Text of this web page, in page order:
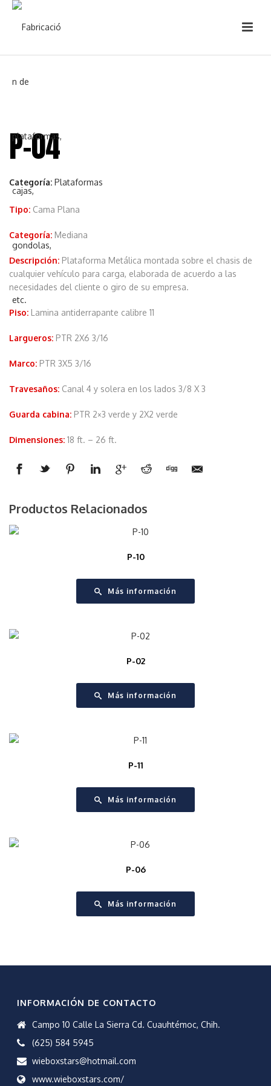
P-04
Categoría: Plataformas
Tipo: Cama Plana
Categoría: Mediana
Descripción: Plataforma Metálica montada sobre el chasis de
cualquier vehículo para carga, elaborada de acuerdo a las
necesidades del cliente o giro de su empresa.
Piso: Lamina antiderrapante calibre 11
Largueros: PTR 2X6 3/16
Marco: PTR 3X5 3/16
Travesaños: Canal 4 y solera en los lados 3/8 X 3
Guarda cabina: PTR 2×3 verde y 2X2 verde
Dimensiones: 18 ft. – 26 ft.
Productos Relacionados
P-10
Más información
P-02
Más información
P-11
Más información
P-06
Más información
INFORMACIÓN DE CONTACTO
Campo 10 Calle La Sierra Cd. Cuauhtémoc, Chih.
(625) 584 5945
wieboxstars@hotmail.com
www.wieboxstars.com/